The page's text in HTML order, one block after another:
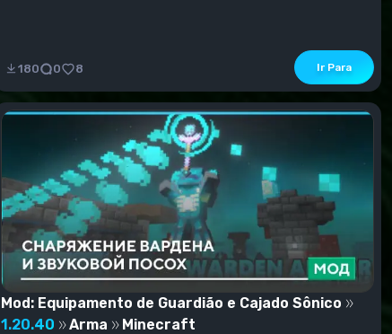
180 0 8 Ir Para
Mod: Equipamento de Guardião e Cajado Sônico
1.20.40
Arma Minecraft